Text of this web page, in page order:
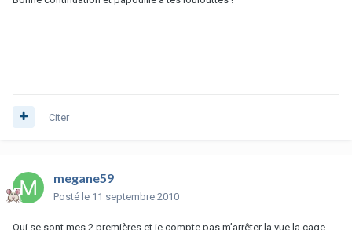
Citer
megane59
Posté le 11 septembre 2010
Oui se sont mes 2 premières et je compte pas m’arrêter la vue la cage